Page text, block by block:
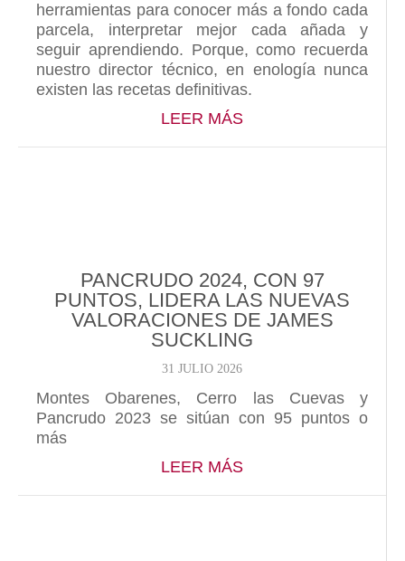
herramientas para conocer más a fondo cada
parcela, interpretar mejor cada añada y
seguir aprendiendo. Porque, como recuerda
nuestro director técnico, en enología nunca
existen las recetas definitivas.
LEER MÁSABOUT NUESTRAS
PANCRUDO 2024, CON 97
PUNTOS, LIDERA LAS NUEVAS
VALORACIONES DE JAMES
SUCKLING
31 JULIO 2026
Montes Obarenes, Cerro las Cuevas y
Pancrudo 2023 se sitúan con 95 puntos o
más
LEER MÁSABOUT PANCRUDO